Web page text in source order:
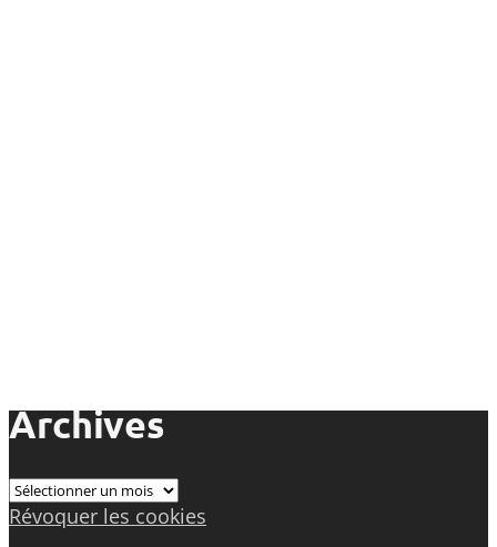
Archives
Archives
Révoquer les cookies